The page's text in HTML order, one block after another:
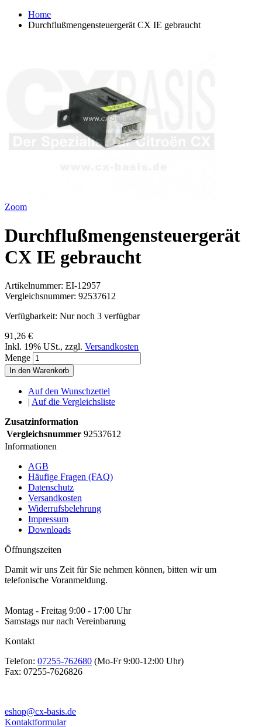
Home
Durchflußmengensteuergerät CX IE gebraucht
Zoom
Durchflußmengensteuergerät
CX IE gebraucht
Artikelnummer: EI-12957
Vergleichsnummer: 92537612
Verfügbarkeit: Nur noch 3 verfügbar
91,26 €
Inkl. 19% USt., zzgl. Versandkosten
Menge
In den Warenkorb
Auf den Wunschzettel
| Auf die Vergleichsliste
Zusatzinformation
Vergleichsnummer 92537612
Informationen
AGB
Häufige Fragen (FAQ)
Datenschutz
Versandkosten
Widerrufsbelehrung
Impressum
Downloads
Öffnungszeiten
Damit wir uns Zeit für Sie nehmen können, bitten wir um
telefonische Voranmeldung.
Montag - Freitag 9:00 - 17:00 Uhr
Samstags nur nach Vereinbarung
Kontakt
Telefon: 07255-762680 (Mo-Fr 9:00-12:00 Uhr)
Fax: 07255-7626826
eshop@cx-basis.de
Kontaktformular